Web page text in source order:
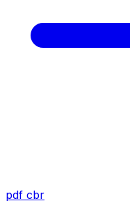
pdf cbr